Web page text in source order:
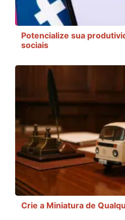
Potencialize sua
sociais
Crie a Miniatura de